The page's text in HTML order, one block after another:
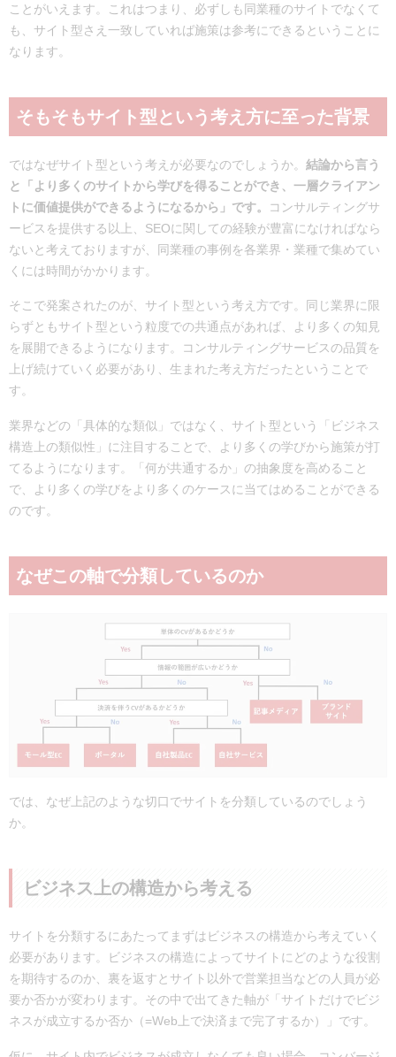
ことがいえます。これはつまり、必ずしも同業種のサイトでなくて
も、サイト型さえ一致していれば施策は参考にできるということに
なります。
そもそもサイト型という考え方に至った背景
ではなぜサイト型という考えが必要なのでしょうか。 結論から言う
と「より多くのサイトから学びを得ることができ、一層クライアン
トに価値提供ができるようになるから」です。
コンサルティングサ
ービスを提供する以上、SEOに関しての経験が豊富になければなら
ないと考えておりますが、同業種の事例を各業界・業種で集めてい
くには時間がかかります。
そこで発案されたのが、サイト型という考え方です。同じ業界に限
らずともサイト型という粒度での共通点があれば、より多くの知見
を展開できるようになります。コンサルティングサービスの品質を
上げ続けていく必要があり、生まれた考え方だったということで
す。
業界などの「具体的な類似」ではなく、サイト型という「ビジネス
構造上の類似性」に注目することで、より多くの学びから施策が打
てるようになります。「何が共通するか」の抽象度を高めること
で、より多くの学びをより多くのケースに当てはめることができる
のです。
なぜこの軸で分類しているのか
では、なぜ上記のような切口でサイトを分類しているのでしょう
か。
ビジネス上の構造から考える
サイトを分類するにあたってまずはビジネスの構造から考えていく
必要があります。ビジネスの構造によってサイトにどのような役割
を期待するのか、裏を返すとサイト以外で営業担当などの人員が必
要か否かが変わります。その中で出てきた軸が「サイトだけでビジ
ネスが成立するか否か（=Web上で決済まで完了するか）」です。